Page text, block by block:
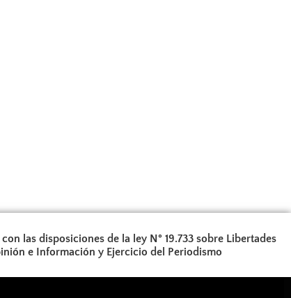
las disposiciones de la ley N° 19.733 sobre Libertades
e Información y Ejercicio del Periodismo